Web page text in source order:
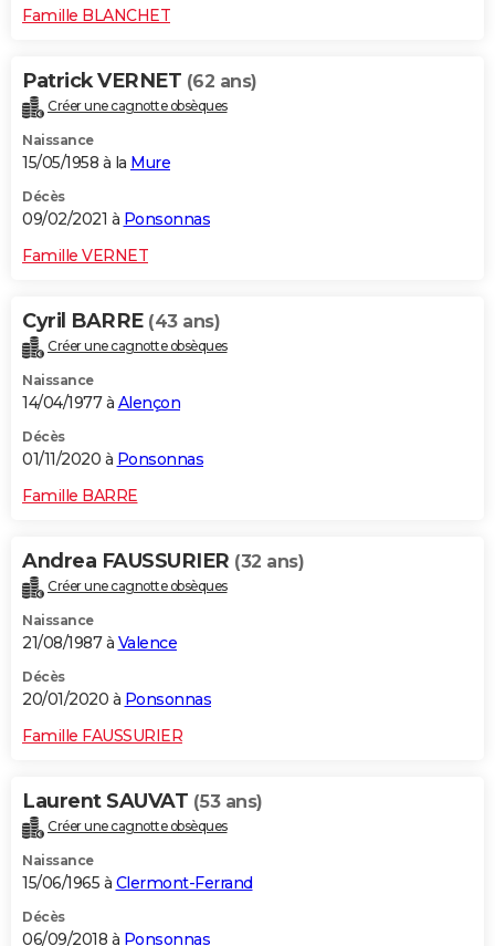
Famille BLANCHET
Patrick VERNET (62 ans)
Créer une cagnotte obsèques
Naissance
15/05/1958 à la Mure
Décès
09/02/2021 à Ponsonnas
Famille VERNET
Cyril BARRE (43 ans)
Créer une cagnotte obsèques
Naissance
14/04/1977 à Alençon
Décès
01/11/2020 à Ponsonnas
Famille BARRE
Andrea FAUSSURIER (32 ans)
Créer une cagnotte obsèques
Naissance
21/08/1987 à Valence
Décès
20/01/2020 à Ponsonnas
Famille FAUSSURIER
Laurent SAUVAT (53 ans)
Créer une cagnotte obsèques
Naissance
15/06/1965 à Clermont-Ferrand
Décès
06/09/2018 à Ponsonnas